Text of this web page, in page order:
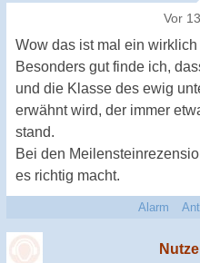
Vor
Wow das ist mal ein wirklich
Besonders gut finde ich,
und die Klasse des ewig
erwähnt wird, der immer
stand.
Bei den
es richtig macht.
Alarm